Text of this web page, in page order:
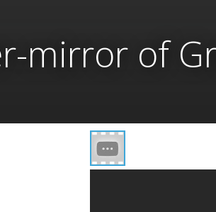
mirror of